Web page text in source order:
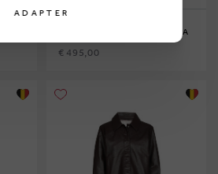
WEEKEND - MAXMARA
€ 495,00
ADAPTER